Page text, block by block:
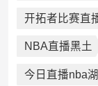
开拓者比赛直
NBA直播黑土
今日直播nba